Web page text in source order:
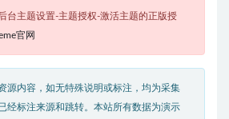
台主题设置-主题授权-激活主题的正版授
官网
源内容，如无特殊说明或标注，均为采集
经标注来源和跳转。本站所有数据为演示